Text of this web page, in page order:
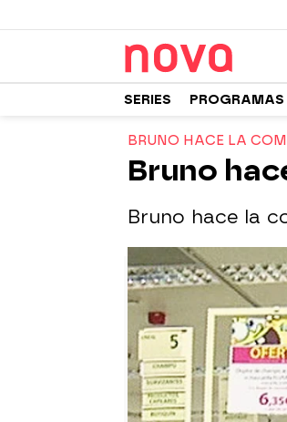
SERIES PROGRAMAS
BRUNO HACE LA
Bruno
Bruno hace la